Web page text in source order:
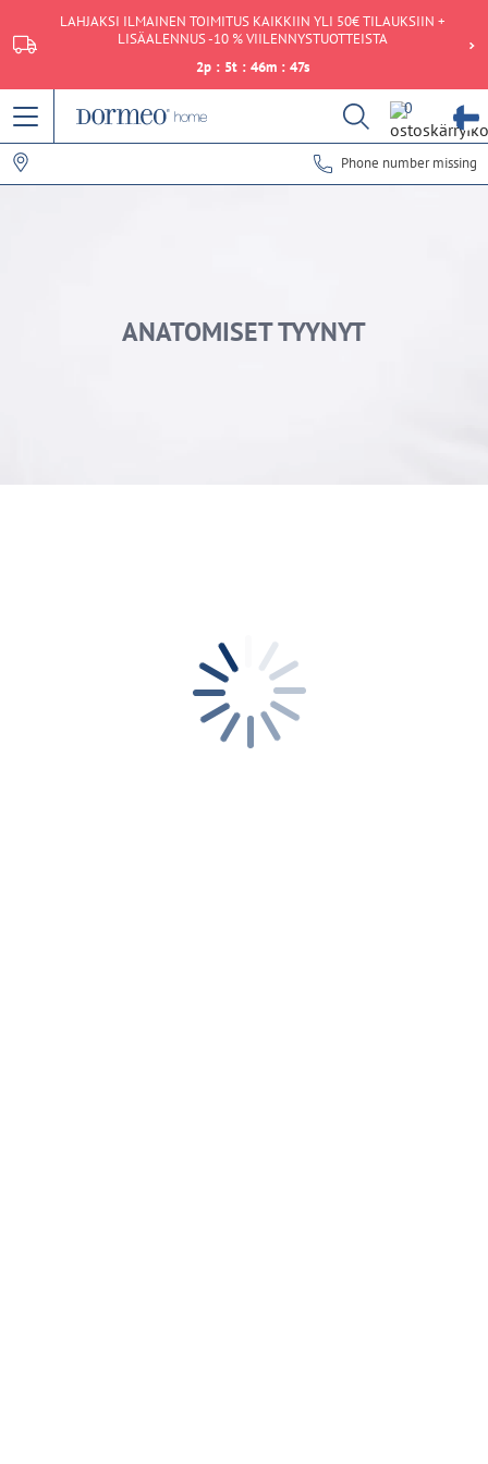
LAHJAKSI ILMAINEN TOIMITUS KAIKKIIN YLI 50€ TILAUKSIIN +
LISÄALENNUS -10 % VIILENNYSTUOTTEISTA
2p : 5t : 46m : 46s
0
Phone number missing
ANATOMISET TYYNYT